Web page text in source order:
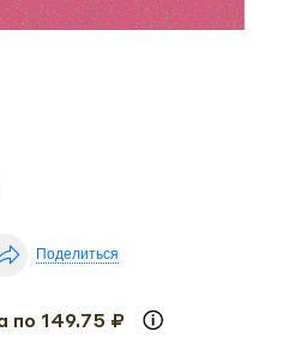
Поделиться
по 149.75 ₽